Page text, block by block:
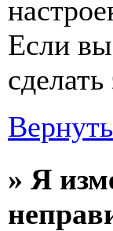
Если
сделать
» Я